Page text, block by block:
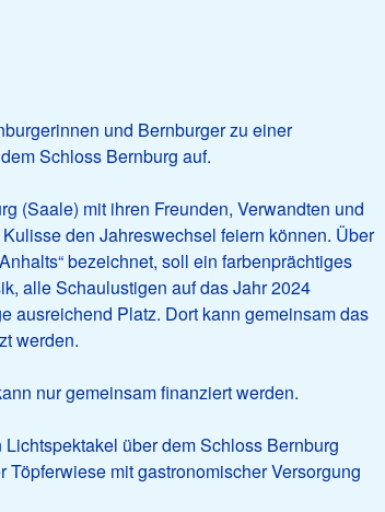
und Bernburger zu einer
Schloss Bernburg auf.
(Saale) mit ihren Freunden, Verwandten und
den Jahreswechsel feiern können. Über
bezeichnet, soll ein farbenprächtiges
alle Schaulustigen auf das Jahr 2024
ausreichend Platz. Dort kann gemeinsam das
werden.
nur gemeinsam finanziert werden.
über dem Schloss Bernburg
mit gastronomischer Versorgung